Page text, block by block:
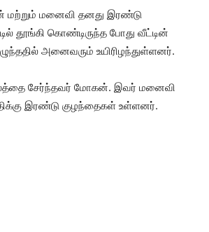
மனைவி தனது இரண்டு
தூங்கி கொண்டிருந்த போது வீட்டின்
அனைவரும் உயிரிழந்துள்ளனர்.
சேர்ந்தவர் மோகன். இவர் மனைவி
இரண்டு குழந்தைகள் உள்ளனர்.